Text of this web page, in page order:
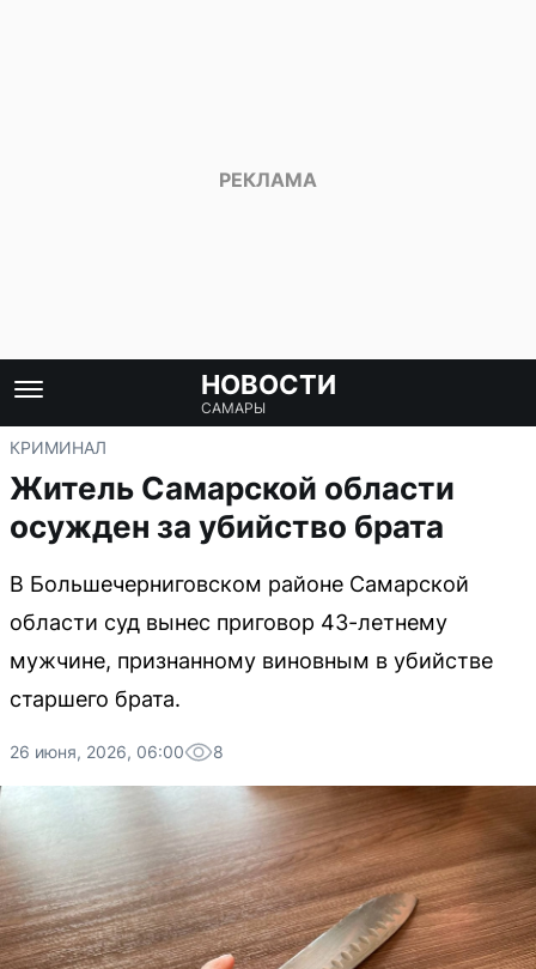
НОВОСТИ
САМАРЫ
КРИМИНАЛ
Житель Самарской области
осужден за убийство брата
В Большечерниговском районе Самарской
области суд вынес приговор 43-летнему
мужчине, признанному виновным в убийстве
старшего брата.
26 июня, 2026, 06:00 8